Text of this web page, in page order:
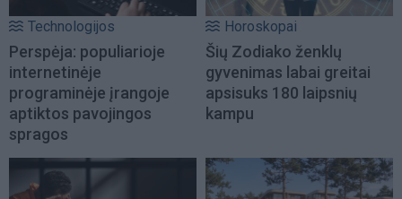
Technologijos
Perspėja: populiarioje
internetinėje
programinėje įrangoje
aptiktos pavojingos
spragos
Horoskopai
Šių Zodiako ženklų
gyvenimas labai greitai
apsisuks 180 laipsnių
kampu